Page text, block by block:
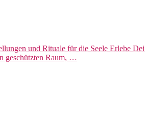
und Rituale für die Seele Erlebe
geschützten Raum, …